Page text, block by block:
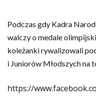
Podczas gdy Kadra
walczy o medale
koleżanki rywalizowali
i Juniorów Młodszych na
https://